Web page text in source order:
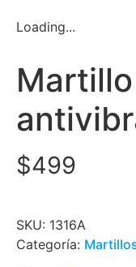
Loading...
$499
SKU: 1316A
Categoría: